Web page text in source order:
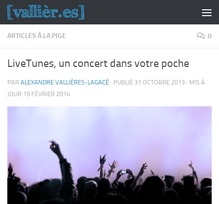
Skip to content
ARTICLES À LA PIGE 0
LiveTunes, un concert dans votre poche
PAR ALEXANDRE VALLIÈRES-LAGACÉ · PUBLIÉ 31 OCTOBRE 2013 · MIS À
JOUR 19 FÉVRIER 2014